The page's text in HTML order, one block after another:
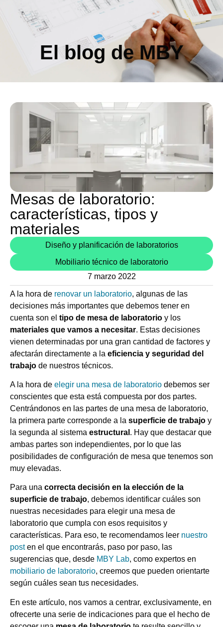
El blog de MBY
Mesas de laboratorio:
características, tipos y
materiales
Diseño y planificación de laboratorios
Mobiliario técnico de laboratorio
7 marzo 2022
A la hora de renovar un laboratorio, algunas de las
decisiones más importantes que debemos tener en
cuenta son el tipo de mesa de laboratorio y los
materiales que vamos a necesitar. Estas decisiones
vienen determinadas por una gran cantidad de factores y
afectarán directamente a la eficiencia y seguridad del
trabajo de nuestros técnicos.
A la hora de elegir una mesa de laboratorio debemos ser
conscientes que esta está compuesta por dos partes.
Centrándonos en las partes de una mesa de laboratorio,
la primera parte corresponde a la superficie de trabajo y
la segunda al sistema estructural . Hay que destacar que
ambas partes son independientes, por lo que las
posibilidades de configuración de mesa que tenemos son
muy elevadas.
Para una correcta decisión en la elección de la
superficie de trabajo, debemos identificar cuáles son
nuestras necesidades para elegir una mesa de
laboratorio que cumpla con esos requisitos y
características. Para eso, te recomendamos leer nuestro
posten el que encontrarás, paso por paso, las
sugerencias que, desde MBY Lab, como expertos en
mobiliario de laboratorio, creemos que pueden orientarte
según cuáles sean tus necesidades.
En este artículo, nos vamos a centrar, exclusivamente, en
ofrecerte una serie de indicaciones para que el hecho de